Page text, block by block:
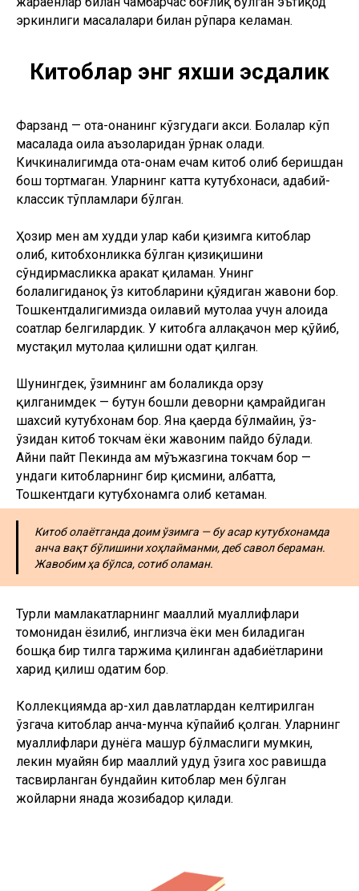
эркинлиги масалалари билан рўпара келаман.
Китоблар энг яхши эсдалик
Фарзанд — ота-онанинг кўзгудаги акси. Болалар кўп
масалада оила аъзоларидан ўрнак олади.
Кичкиналигимда ота-онам ҳечам китоб олиб беришдан
бош тортмаган. Уларнинг катта кутубхонаси, адабий-
классик тўпламлари бўлган.
Ҳозир мен ҳам худди улар каби қизимга китоблар
олиб, китобхонликка бўлган қизиқишини
сўндирмасликка ҳаракат қиламан. Унинг
болалигиданоқ ўз китобларини қўядиган жавони бор.
Тошкентдалигимизда оилавий мутолаа учун алоҳида
соатлар белгилардик. У китобга аллақачон меҳр қўйиб,
мустақил мутолаа қилишни одат қилган.
Шунингдек, ўзимнинг ҳам болаликда орзу
қилганимдек — бутун бошли деворни қамрайдиган
шахсий кутубхонам бор. Яна қаерда бўлмайин, ўз-
ўзидан китоб токчам ёки жавоним пайдо бўлади.
Айни пайт Пекинда ҳам мўъжазгина токчам бор —
ундаги китобларнинг бир қисмини, албатта,
Тошкентдаги кутубхонамга олиб кетаман.
Китоб олаётганда доим ўзимга — бу асар кутубхонамда
анча вақт бўлишини хоҳлайманми, деб савол бераман.
Жавобим ҳа бўлса, сотиб оламан.
Турли мамлакатларнинг маҳаллий муаллифлари
томонидан ёзилиб, инглизча ёки мен биладиган
бошқа бир тилга таржима қилинган адабиётларини
харид қилиш одатим бор.
Коллекциямда ҳар-хил давлатлардан келтирилган
ўзгача китоблар анча-мунча кўпайиб қолган. Уларнинг
муаллифлари дунёга машҳур бўлмаслиги мумкин,
лекин муайян бир маҳаллий ҳудуд ўзига хос равишда
тасвирланган бундайин китоблар мен бўлган
жойларни янада жозибадор қилади.